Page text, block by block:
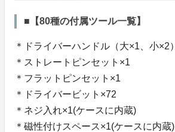
■【80種の付属ツール一覧】
＊ドライバーハンドル（大×1、小×2）
＊ストレートピンセット×1
＊フラットピンセット×1
＊ドライバービット×72
＊ネジ入れ×1(ケースに内蔵)
＊磁性付けスペース×1(ケースに内蔵)